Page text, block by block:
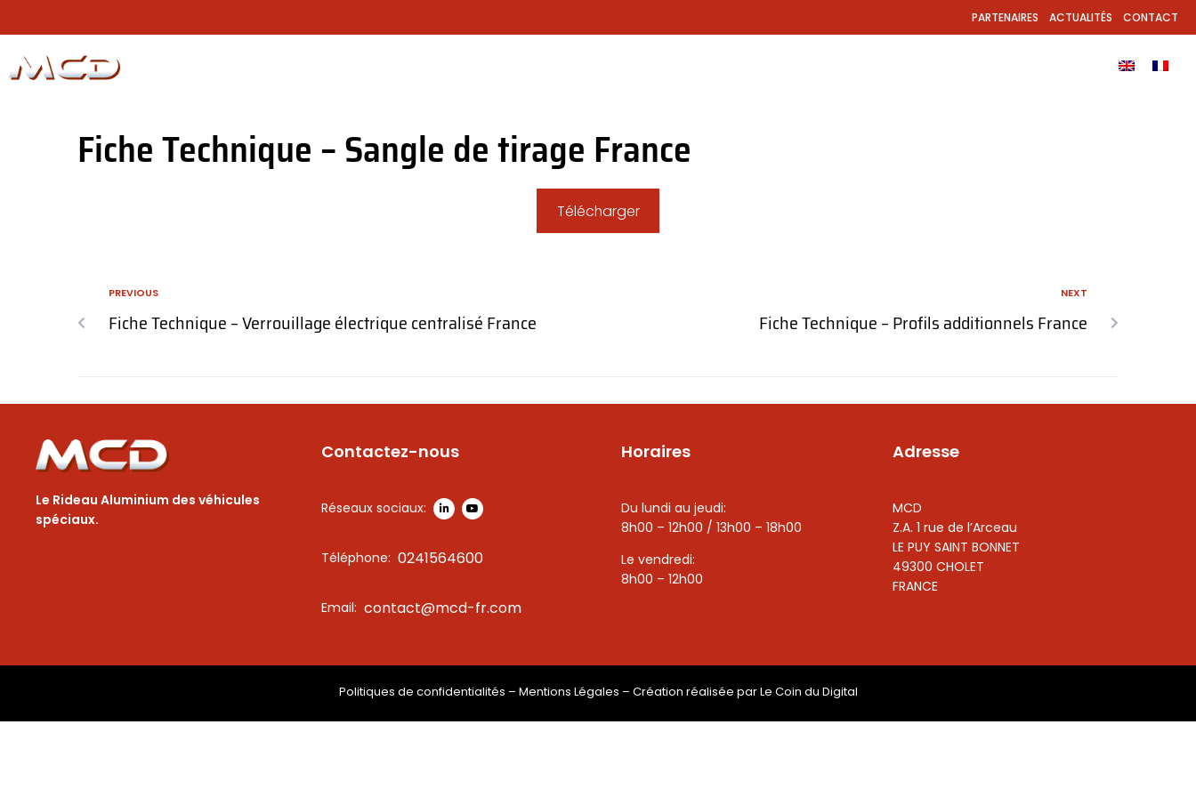
PARTENAIRES ACTUALITÉS CONTACT
Fiche Technique – Sangle de tirage France
Télécharger
PREVIOUS
Fiche Technique – Verrouillage électrique centralisé France
NEXT
Fiche Technique – Profils additionnels France
Le Rideau Aluminium des véhicules
spéciaux.
Contactez-nous
Réseaux sociaux:
Téléphone: 0241564600
Email: contact@mcd-fr.com
Horaires
Du lundi au jeudi:
8h00 – 12h00 / 13h00 – 18h00
Le vendredi:
8h00 – 12h00
Adresse
MCD
Z.A. 1 rue de l’Arceau
LE PUY SAINT BONNET
49300 CHOLET
FRANCE
Politiques de confidentialités – Mentions Légales – Création réalisée parLe Coin du Digital